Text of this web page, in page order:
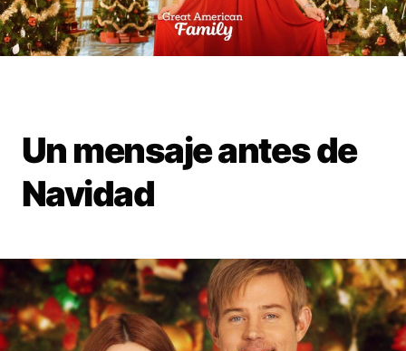
Un mensaje antes de
Navidad